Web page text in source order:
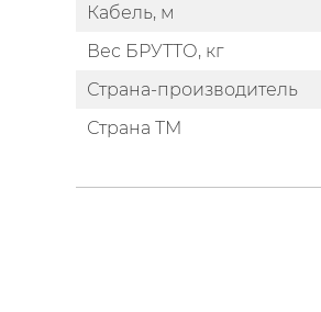
Кабель, м
Вес БРУТТО, кг
Страна-производитель
Страна ТМ